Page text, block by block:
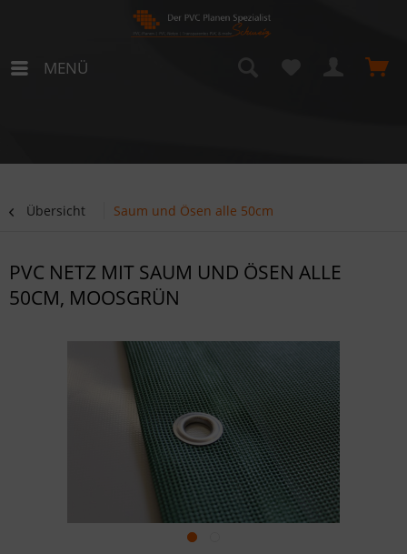
MENÜ
Übersicht Saum und Ösen alle 50cm
PVC NETZ MIT SAUM UND ÖSEN ALLE
50CM, MOOSGRÜN